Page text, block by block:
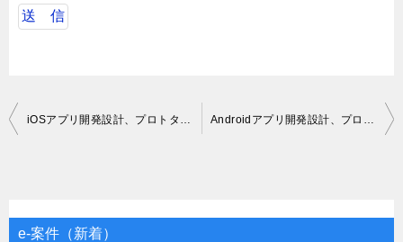
投
ゲ
iOSアプリ開発設計、プロトタイプ開発、開発 Androidアプリ開発設計、プロトタイプ開発、開発
e-案件（新着）